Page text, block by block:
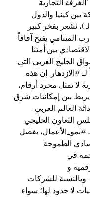
التجارية
بين كينيا والدول
)، نشعر بفخر كبير
المتنامي يفتح آفاقاً
بين أمتنا
الخليج العربي التي
لـ #الازدهار . إن هذه
لا تمثل مجرد أرقام،
بين إمكانيات شرق
العالم العربي.
التعاون الخليجي
#نمو_الأعمال، بفضل
الطموحة
في
و
. وبالنسبة للشركات
لا حدود لها؛ سواء